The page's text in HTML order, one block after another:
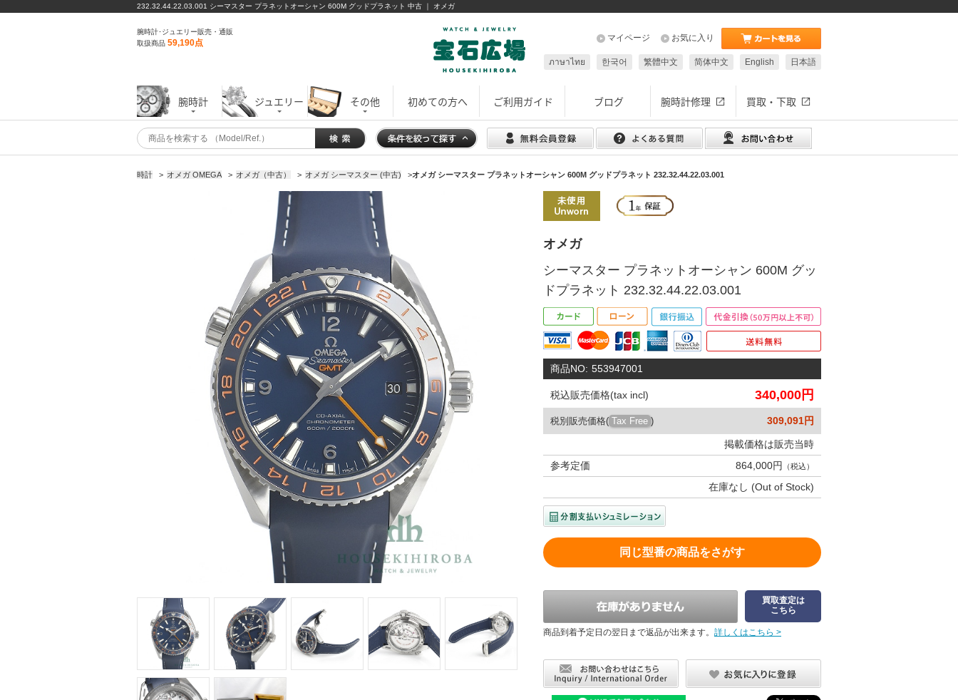
232.32.44.22.03.001 シーマスター プラネットオーシャン 600M グッドプラネット 中古 ｜ オメガ
腕時計･ジュエリー販売・通販
取扱商品 59,190点 お気に入り
マイページ
日本語
English
简体中文
繁體中文
한국어
ภาษาไทย
腕時計 ジュエリー その他 初めての方へ ご利用ガイド ブログ 腕時計修理 買取・下取
時計 > オメガ OMEGA > オメガ（中古） > オメガ シーマスター (中古) >オメガ シーマスター プラネットオーシャン 600M グッドプラネット 232.32.44.22.03.001
オメガ
シーマスター プラネットオーシャン 600M グッ
ドプラネット 232.32.44.22.03.001
商品NO: 553947001
税込販売価格(tax incl) 340,000円
税別販売価格( Tax Free ) 309,091円
掲載価格は販売当時
参考定価
864,000円 （税込）
在庫なし (Out of Stock)
同じ型番の商品をさがす
買取査定は
こちら
商品到着予定日の翌日まで返品が出来ます。 詳しくはこちら >